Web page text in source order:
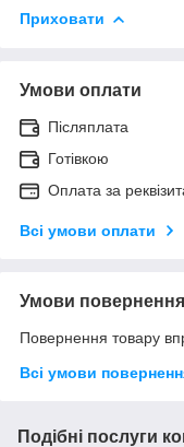
Приховати
Умови оплати
Післяплата
Готівкою
Оплата за
Всі умови оплати
Умови повернення
Повернення товару
Всі умови
Подібні послуги